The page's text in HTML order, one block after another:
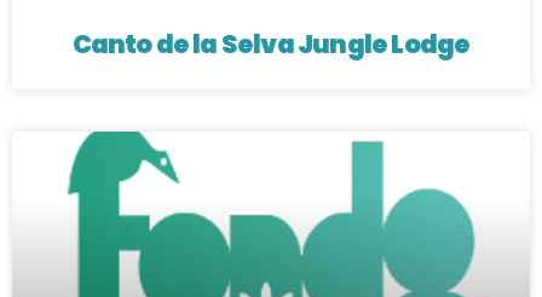
Canto de la Selva Jungle Lodge